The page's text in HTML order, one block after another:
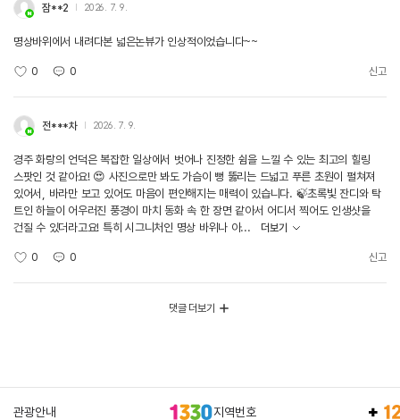
잠**2 2026. 7. 9.
명상바위에서 내려다본 넓은논뷰가 인상적이었습니다~~
0 0 신고
전***차 2026. 7. 9.
경주 화랑의 언덕은 복잡한 일상에서 벗어나 진정한 쉼을 느낄 수 있는 최고의 힐링
스팟인 것 같아요! 😍 사진으로만 봐도 가슴이 뻥 뚫리는 드넓고 푸른 초원이 펼쳐져
있어서, 바라만 보고 있어도 마음이 편안해지는 매력이 있습니다. 🍃 ​초록빛 잔디와 탁
트인 하늘이 어우러진 풍경이 마치 동화 속 한 장면 같아서 어디서 찍어도 인생샷을
건질 수 있더라고요! 특히 시그니처인 명상 바위나 아...
더보기
0 0 신고
댓글 더보기
관광안내 지역번호